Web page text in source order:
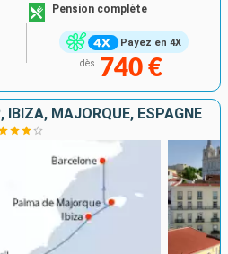
Payez en 4X
Pension complète
dès 740 €
IBIZA, MAJORQUE, ESPAGNE